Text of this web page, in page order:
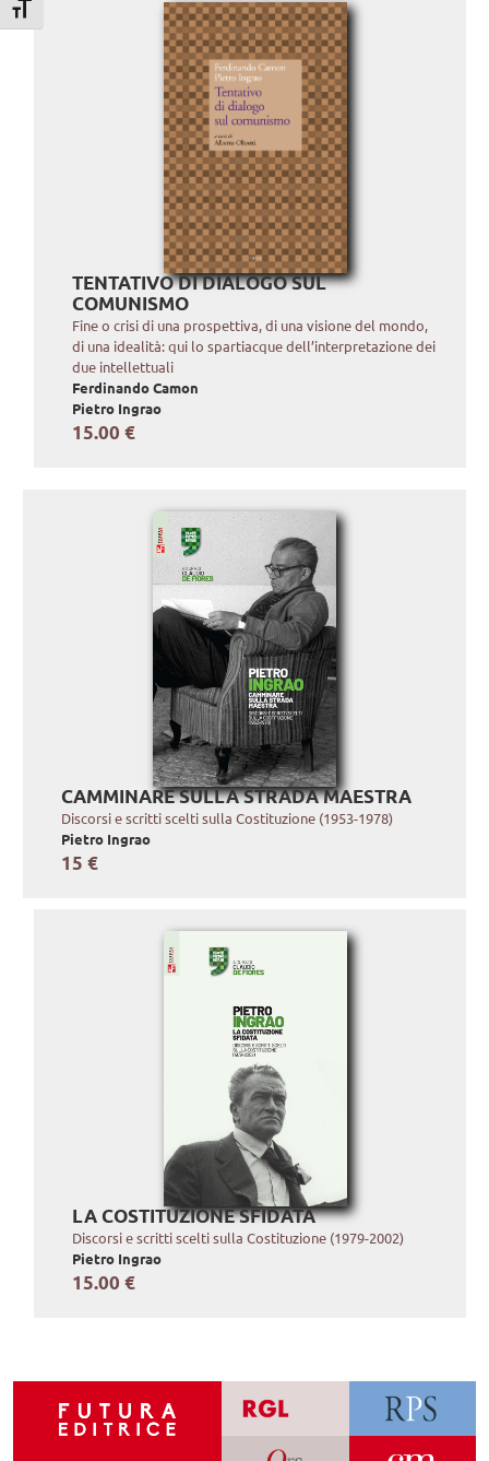
Attiva/disattiva dimensione testo
TENTATIVO DI DIALOGO SUL
COMUNISMO
Fine o crisi di una prospettiva, di una visione del mondo,
di una idealità: qui lo spartiacque dell’interpretazione dei
due intellettuali
Ferdinando Camon
Pietro Ingrao
15.00 €
CAMMINARE SULLA STRADA MAESTRA
Discorsi e scritti scelti sulla Costituzione (1953-1978)
Pietro Ingrao
15 €
LA COSTITUZIONE SFIDATA
Discorsi e scritti scelti sulla Costituzione (1979-2002)
Pietro Ingrao
15.00 €